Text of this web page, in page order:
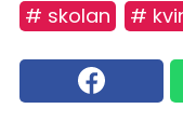
# skolan #